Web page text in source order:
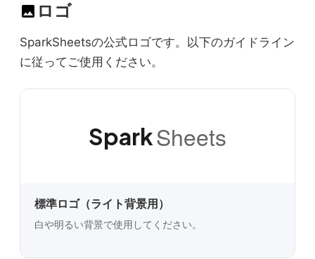
image ロゴ
SparkSheetsの公式ロゴです。以下のガイドライン
に従ってご使用ください。
SparkSheets
標準ロゴ（ライト背景用）
白や明るい背景で使用してください。